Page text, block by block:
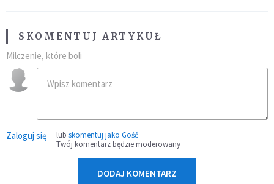
SKOMENTUJ ARTYKUŁ
Milczenie, które boli
Zaloguj się lub skomentuj jako Gość
Twój komentarz będzie moderowany
DODAJ KOMENTARZ